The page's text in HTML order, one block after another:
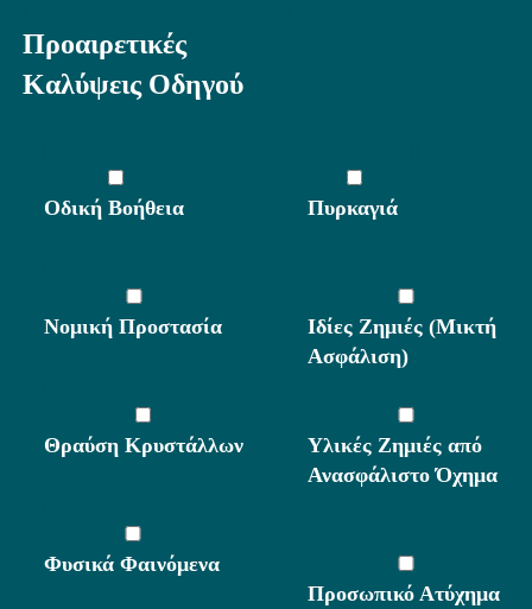
Προαιρετικές
Καλύψεις Οδηγού
Οδική Βοήθεια
Νομική Προστασία
Θραύση Κρυστάλλων
Φυσικά Φαινόμενα
Πυρκαγιά
Ιδίες Ζημιές (Μικτή
Ασφάλιση)
Υλικές Ζημιές από
Ανασφάλιστο Όχημα
Προσωπικό Ατύχημα